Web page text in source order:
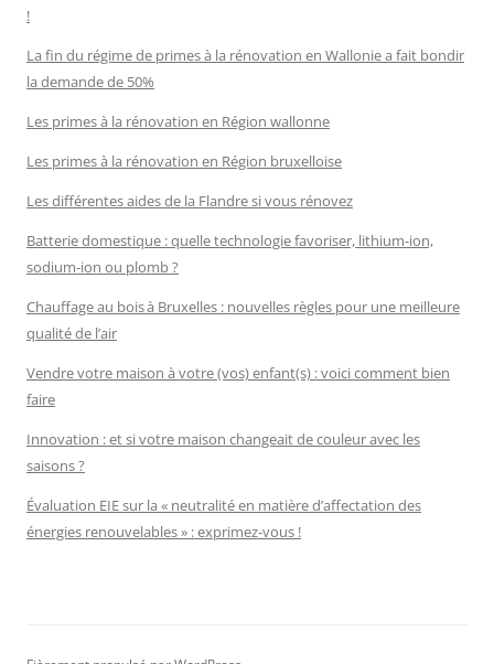
!
La fin du régime de primes à la rénovation en Wallonie a fait bondir
la demande de 50%
Les primes à la rénovation en Région wallonne
Les primes à la rénovation en Région bruxelloise
Les différentes aides de la Flandre si vous rénovez
Batterie domestique : quelle technologie favoriser, lithium-ion,
sodium-ion ou plomb ?
Chauffage au bois à Bruxelles : nouvelles règles pour une meilleure
qualité de l’air
Vendre votre maison à votre (vos) enfant(s) : voici comment bien
faire
Innovation : et si votre maison changeait de couleur avec les
saisons ?
Évaluation EIE sur la « neutralité en matière d’affectation des
énergies renouvelables » : exprimez-vous !